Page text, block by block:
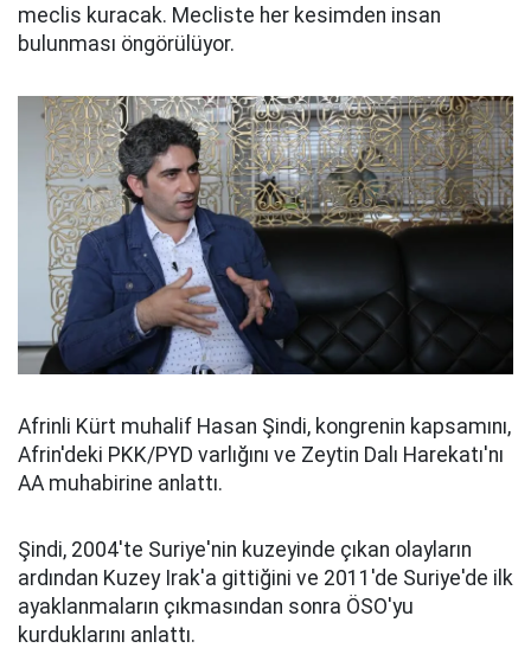
meclis kuracak. Mecliste her kesimden insan
bulunması öngörülüyor.
Afrinli Kürt muhalif Hasan Şindi, kongrenin kapsamını,
Afrin'deki PKK/PYD varlığını ve Zeytin Dalı Harekatı'nı
AA muhabirine anlattı.
Şindi, 2004'te Suriye'nin kuzeyinde çıkan olayların
ardından Kuzey Irak'a gittiğini ve 2011'de Suriye'de ilk
ayaklanmaların çıkmasından sonra ÖSO'yu
kurduklarını anlattı.